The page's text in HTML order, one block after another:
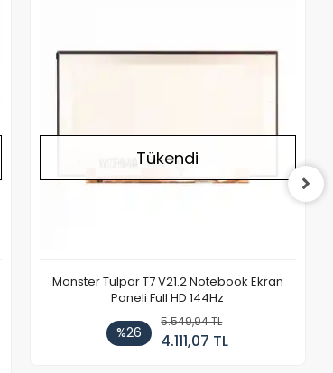
Tükendi
Monster Tulpar T7 V21.2 Notebook Ekran
Paneli Full HD 144Hz
%26
5.549,94 TL
4.111,07 TL